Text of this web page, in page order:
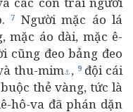
7
Người mặc áo lá
mặc áo dài, mặc ê-
cũng đeo bảng đeo
thu-mim⚓ , 9đội cái
thẻ vàng, tức là
hô-va đã phán dặn